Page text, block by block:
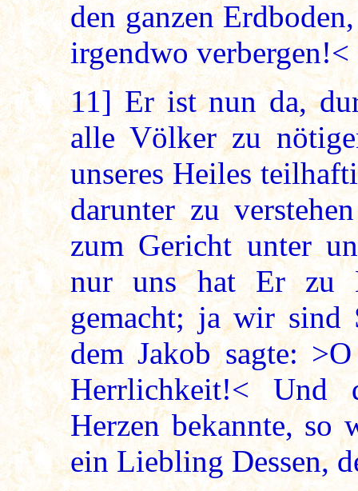
den ganzen
irgendwo verbergen!<
11]Er ist nun da,
alle Völker zu
unseres Heiles
darunter zu
zum Gericht unter
nur uns hat Er zu
gemacht; ja wir
dem Jakob sagte:
Herrlichkeit!< Und
Herzen bekannte, so
ein Liebling Dessen,